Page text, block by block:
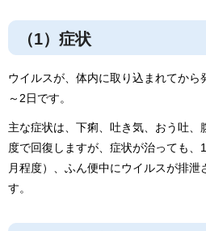
（1）症状
ウイルスが、体内に取り込まれてから
～2日です。
主な症状は、下痢、吐き気、おう吐、
度で回復しますが、症状が治っても
月程度）、ふん便中にウイルスが排泄
す。